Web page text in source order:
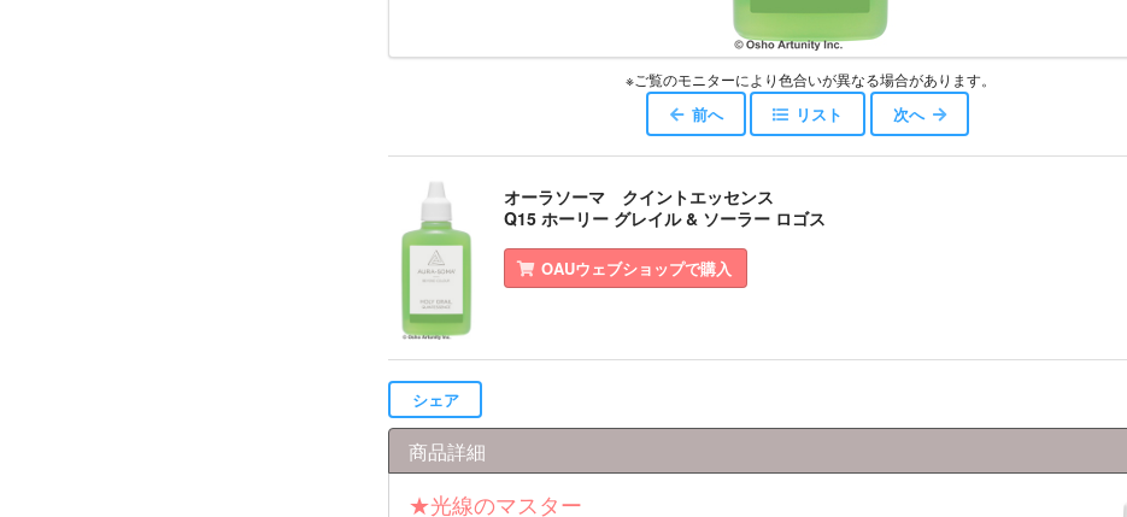
※ご覧のモニターにより色合いが異なる場合があります。
前へ リスト 次へ
オーラソーマ クイントエッセンス
Q15 ホーリー グレイル & ソーラー ロゴス
OAUウェブショップで購入
シェア
商品詳細
★光線のマスター